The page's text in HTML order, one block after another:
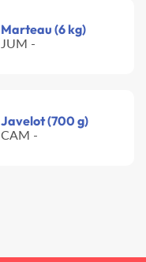
Marteau (6 kg)
JUM -
Javelot (700 g)
CAM -